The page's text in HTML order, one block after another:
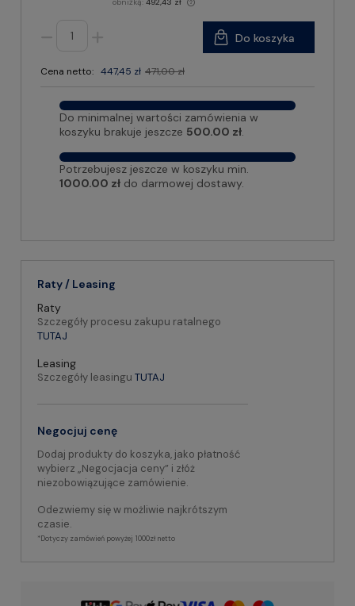
Cena netto: 447,45 zł 471,00 zł
Do koszyka
Do minimalnej wartości zamówienia w
koszyku brakuje jeszcze 500.00 zł.
Potrzebujesz jeszcze w koszyku min.
1000.00 zł do darmowej dostawy.
Raty / Leasing
Raty
Szczegóły procesu zakupu ratalnego
TUTAJ
Leasing
Szczegóły leasingu TUTAJ
Negocjuj cenę
Dodaj produkty do koszyka, jako płatność
wybierz „Negocjacja ceny” i złóż
niezobowiązujące zamówienie.
Odezwiemy się w możliwie najkrótszym
czasie.
*Dotyczy zamówień powyżej 1000zł netto